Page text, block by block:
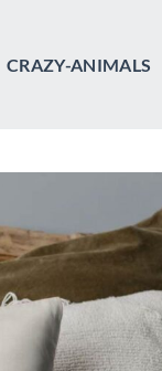
CRAZY-ANIMALS